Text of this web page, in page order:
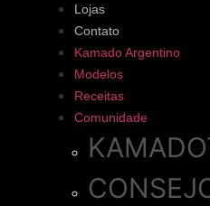
Lojas
Contato
Kamado Argentino
Modelos
Receitas
Comunidade